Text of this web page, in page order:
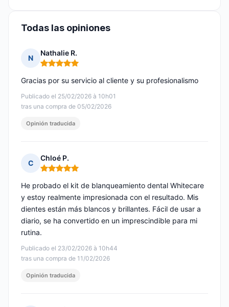
Todas las opiniones
N
Nathalie R.
Nota: 5 de 5
Publicado el 25/02/2026 à 10h01
tras una compra de 05/02/2026
Gracias por su servicio al cliente y su profesionalismo
Opinión traducida
C
Chloé P.
Nota: 5 de 5
Publicado el 23/02/2026 à 10h44
tras una compra de 11/02/2026
He probado el kit de blanqueamiento dental Whitecare
y estoy realmente impresionada con el resultado. Mis
dientes están más blancos y brillantes. Fácil de usar a
diario, se ha convertido en un imprescindible para mi
rutina.
Opinión traducida